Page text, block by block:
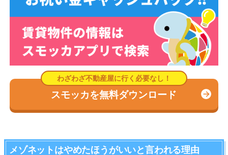
スモッカを無料ダウンロード
メゾネットはやめたほうがいいと言われる理由